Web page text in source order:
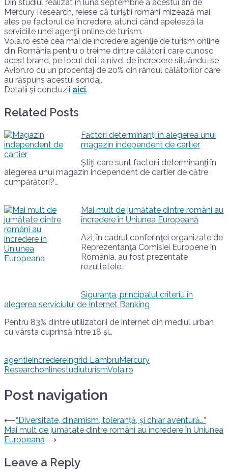
Din studiul realizat în luna septembrie a acestui an de
Mercury Research, reiese că turiştii români mizează mai
ales pe factorul de încredere, atunci când apelează la
serviciile unei agenţii online de turism.
Vola.ro este cea mai de încredere agenţie de turism online
din România pentru o treime dintre călătorii care cunosc
acest brand, pe locul doi la nivel de încredere situându-se
Avion.ro cu un procentaj de 20% din rândul călătorilor care
au răspuns acestui sondaj.
Detalii și concluzii aici.
Related Posts
Factori determinanţi în alegerea unui
magazin independent de cartier
Ştiţi care sunt factorii determinanţi în
alegerea unui magazin independent de cartier de către
cumpărători?…
Mai mult de jumătate dintre români au
încredere în Uniunea Europeană
Azi, în cadrul conferinţei organizate de
Reprezentanţa Comisiei Europene în
România, au fost prezentate
rezultatele…
Siguranţa, principalul criteriu în
alegerea serviciului de Internet Banking
Pentru 83% dintre utilizatorii de internet din mediul urban
cu vârsta cuprinsă între 18 şi…
agentieincredere Ingrid LambruMercury
ResearchonlinestudiuturismVola.ro
Post navigation
⟵“Diversitate, dinamism, toleranţă, şi chiar aventură…”
Mai mult de jumătate dintre români au încredere în Uniunea
Europeană⟶
Leave a Reply